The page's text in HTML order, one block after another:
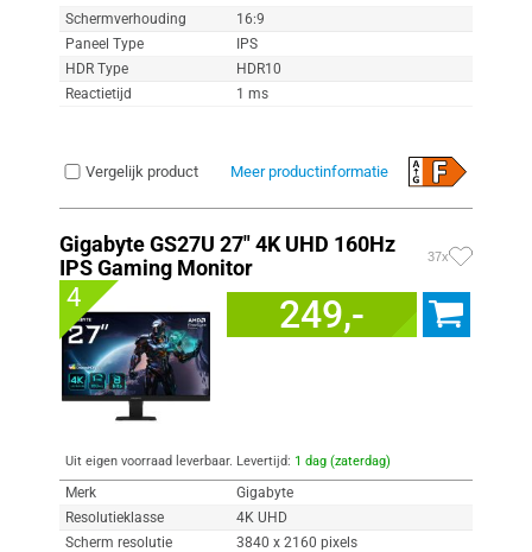
Schermverhouding
16:9
Paneel Type
IPS
HDR Type
HDR10
Reactietijd
1 ms
Vergelijk product Meer productinformatie
Gigabyte GS27U 27" 4K UHD 160Hz
IPS Gaming Monitor
37x
4 249,-
Uit eigen voorraad leverbaar. Levertijd: 1 dag (zaterdag)
Merk
Gigabyte
Resolutieklasse
4K UHD
Scherm resolutie
3840 x 2160 pixels